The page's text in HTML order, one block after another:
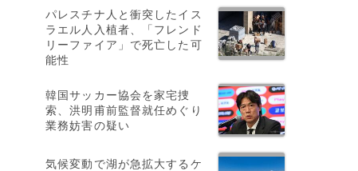
パレスチナ人と衝突したイス
ラエル人入植者、「フレンド
リーファイア」で死亡した可
能性
韓国サッカー協会を家宅捜
索、洪明甫前監督就任めぐり
業務妨害の疑い
気候変動で湖が急拡大するケ